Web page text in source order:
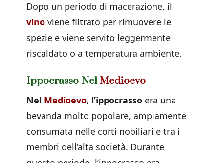
Dopo un periodo di macerazione, il
vino viene filtrato per rimuovere le
spezie e viene servito leggermente
riscaldato o a temperatura ambiente.
Ippocrasso NelMedioevo
Nel Medioevo, l’ippocrasso era una
bevanda molto popolare, ampiamente
consumata nelle corti nobiliari e tra i
membri dell’alta società. Durante